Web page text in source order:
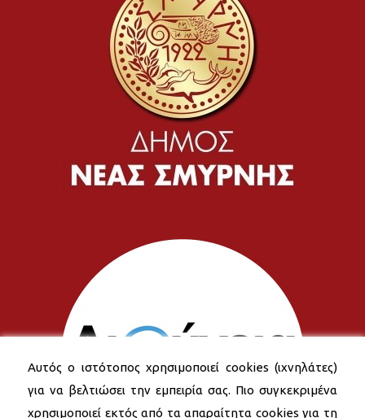
Αυτός ο ιστότοπος χρησιμοποιεί cookies (ιχνηλάτες)
για να βελτιώσει την εμπειρία σας. Πιο συγκεκριμένα
χρησιμοποιεί εκτός από τα απαραίτητα cookies για τη